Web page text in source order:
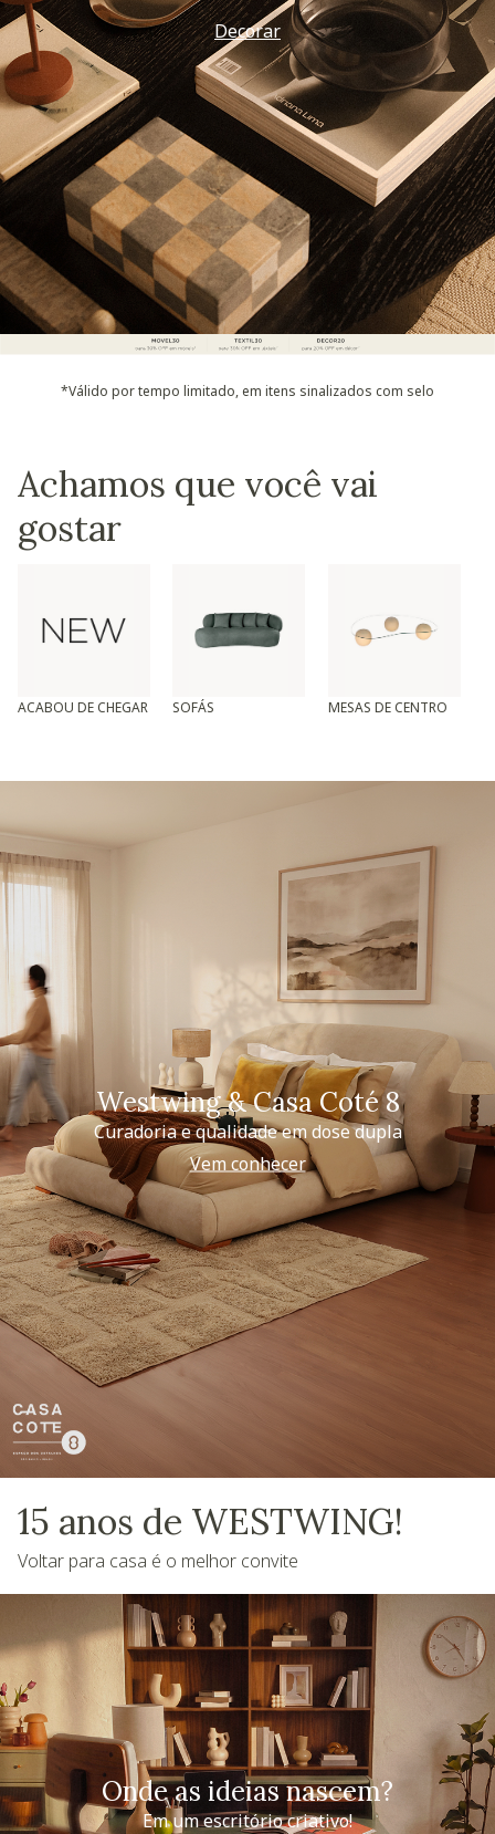
Vem ver
*Válido por tempo limitado, em itens sinalizados com selo
Achamos que você vai
gostar
ACABOU DE CHEGAR SOFÁS MESAS DE CENTRO
Westwing & Casa Coté 8
Curadoria e qualidade em dose dupla
Vem conhecer
15 anos de WESTWING!
Voltar para casa é o melhor convite
Onde as ideias nascem?
Em um escritório criativo!